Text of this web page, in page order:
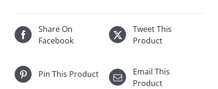
Share On
Facebook
Tweet This
Product
Pin This Product
Email This
Product